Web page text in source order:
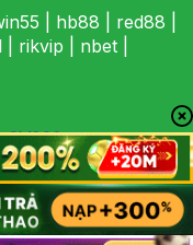
hb88 red88
| rikvip nbet|
SV368